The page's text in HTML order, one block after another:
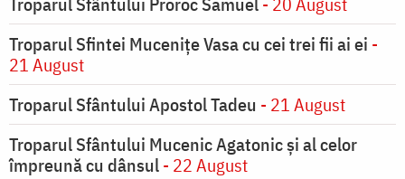
Troparul Sfintei Muceniţe Vasa cu cei trei fii ai ei -
21 August
Troparul Sfântului Apostol Tadeu - 21 August
Troparul Sfântului Mucenic Agatonic şi al celor
împreună cu dânsul- 22 August